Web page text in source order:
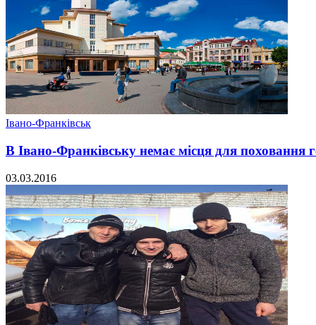
Івано-Франківськ
В Івано-Франківську немає місця для поховання
03.03.2016